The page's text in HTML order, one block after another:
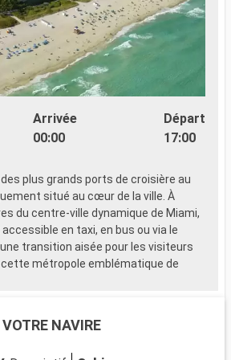
Arrivée
00:00
Départ
17:00
plus grands ports de croisière au
situé au cœur de la ville. À
du centre-ville dynamique de Miami,
en taxi, en bus ou via le
transition aisée pour les visiteurs
métropole emblématique de
vibrant de cultures, d'art et de plages.
VOTRE NAVIRE